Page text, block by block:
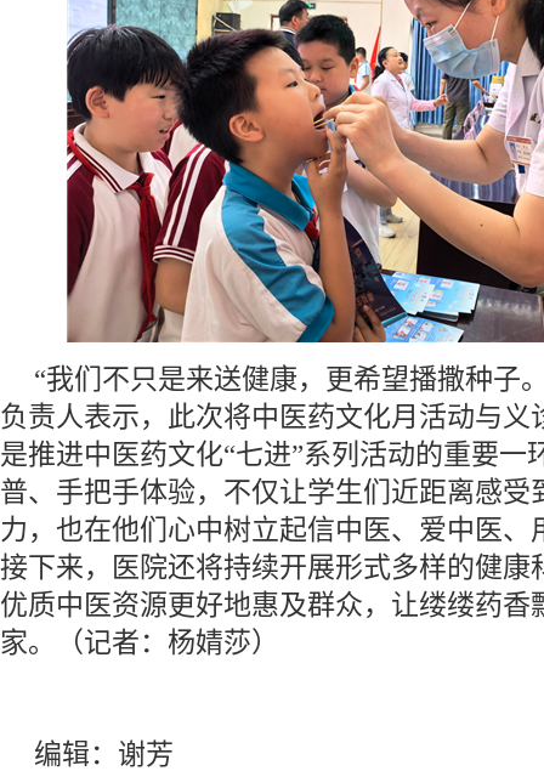
“我们不只是来送健康，更希望播撒种子
负责人表示，此次将中医药文化月活动与义
是推进中医药文化“七进”系列活动的重要一
普、手把手体验，不仅让学生们近距离感受
力，也在他们心中树立起信中医、爱中医、
接下来，医院还将持续开展形式多样的健康
优质中医资源更好地惠及群众，让缕缕药香
家。（记者：杨婧莎）
编辑：谢芳